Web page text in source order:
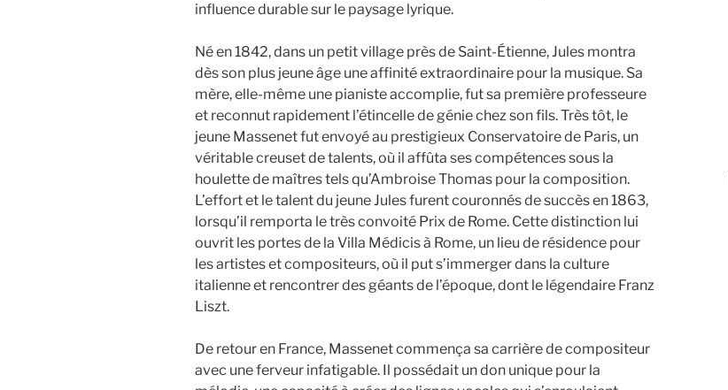
influence durable sur le paysage lyrique.
Né en 1842, dans un petit village près de Saint-Étienne, Jules montra
dès son plus jeune âge une affinité extraordinaire pour la musique. Sa
mère, elle-même une pianiste accomplie, fut sa première professeure
et reconnut rapidement l’étincelle de génie chez son fils. Très tôt, le
jeune Massenet fut envoyé au prestigieux Conservatoire de Paris, un
véritable creuset de talents, où il affûta ses compétences sous la
houlette de maîtres tels qu’Ambroise Thomas pour la composition.
L’effort et le talent du jeune Jules furent couronnés de succès en 1863,
lorsqu’il remporta le très convoité Prix de Rome. Cette distinction lui
ouvrit les portes de la Villa Médicis à Rome, un lieu de résidence pour
les artistes et compositeurs, où il put s’immerger dans la culture
italienne et rencontrer des géants de l’époque, dont le légendaire Franz
Liszt.
De retour en France, Massenet commença sa carrière de compositeur
avec une ferveur infatigable. Il possédait un don unique pour la